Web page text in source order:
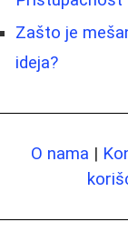
Zašto je
ideja?
O nama |